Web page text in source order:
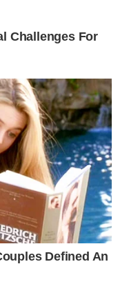
Challenges For
Defined An